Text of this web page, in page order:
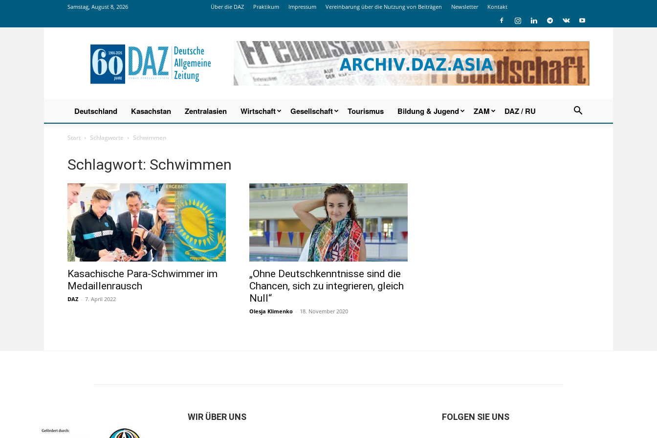
Samstag, August 8, 2026 Über die DAZ Praktikum Impressum Vereinbarung über die Nutzung von Beiträgen Newsletter Kontakt
Deutsche
Allgemeine
Zeitung
Deutschland Kasachstan Zentralasien Wirtschaft Gesellschaft Tourismus Bildung & Jugend ZAM DAZ / RU
Start Schlagworte Schwimmen
Schlagwort: Schwimmen
Kasachische Para-Schwimmer im
Medaillenrausch
DAZ - 7. April 2022
„Ohne Deutschkenntnisse sind die
Chancen, sich zu integrieren, gleich
Null“
Olesja Klimenko - 18. November 2020
WIR ÜBER UNS FOLGEN SIE UNS